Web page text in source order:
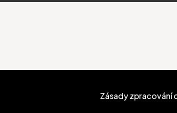
Zásady zpracování